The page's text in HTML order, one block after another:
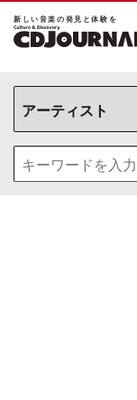
新しい⾳楽の発⾒と体験を